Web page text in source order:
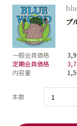
ブ
一般会員価格
定期会員価格
内容量
本数